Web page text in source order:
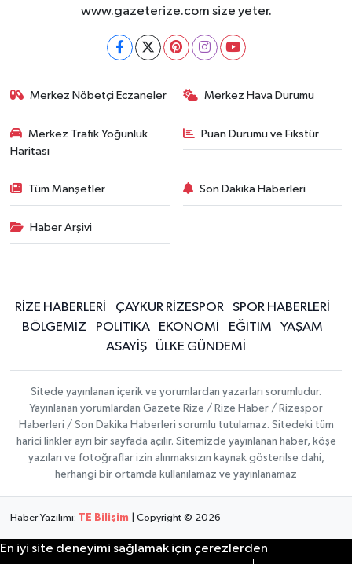
www.gazeterize.com size yeter.
Merkez Nöbetçi Eczaneler Merkez Hava Durumu
Merkez Trafik Yoğunluk
Haritası
Puan Durumu ve Fikstür
Tüm Manşetler Son Dakika Haberleri
Haber Arşivi
RİZE HABERLERİ ÇAYKUR RİZESPOR
SPOR HABERLERİ
BÖLGEMİZ
POLİTİKA EKONOMİ EĞİTİM
YAŞAM
ASAYİŞ
ÜLKE GÜNDEMİ
Sitede yayınlanan içerik ve yorumlardan yazarları sorumludur.
Yayınlanan yorumlardan Gazete Rize / Rize Haber / Rizespor
Haberleri / Son Dakika Haberleri sorumlu tutulamaz. Sitedeki tüm
harici linkler ayrı bir sayfada açılır. Sitemizde yayınlanan haber, köşe
yazıları ve fotoğraflar izin alınmaksızın kaynak gösterilse dahi,
herhangi bir ortamda kullanılamaz ve yayınlanamaz
Haber Yazılımı: TE Bilişim | Copyright © 2026
En iyi site deneyimi sağlamak için çerezlerden